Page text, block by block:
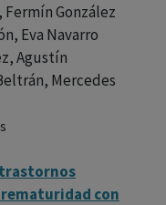
Fermín González
Eva Navarro
Agustín
Mercedes
trastornos
con